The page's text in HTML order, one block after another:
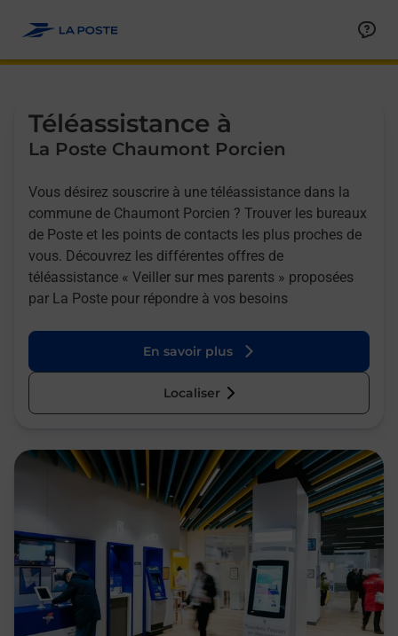
Téléassistance à
La Poste Chaumont Porcien
Vous désirez souscrire à une téléassistance dans la
commune de Chaumont Porcien ? Trouver les bureaux
de Poste et les points de contacts les plus proches de
vous. Découvrez les différentes offres de
téléassistance « Veiller sur mes parents » proposées
par La Poste pour répondre à vos besoins
En savoir plus
Localiser